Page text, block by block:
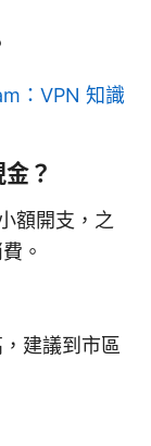
：VPN 知識
？
額開支，之
。
建議到市區